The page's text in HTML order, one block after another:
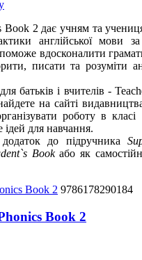
2 дає учням та
англійської мови
вдосконалити
писати та розуміти
батьків і вчителів -
на сайті
роботу в класі
для навчання.
додаток до підручника
Bookабо як
9786178290184
Book 2